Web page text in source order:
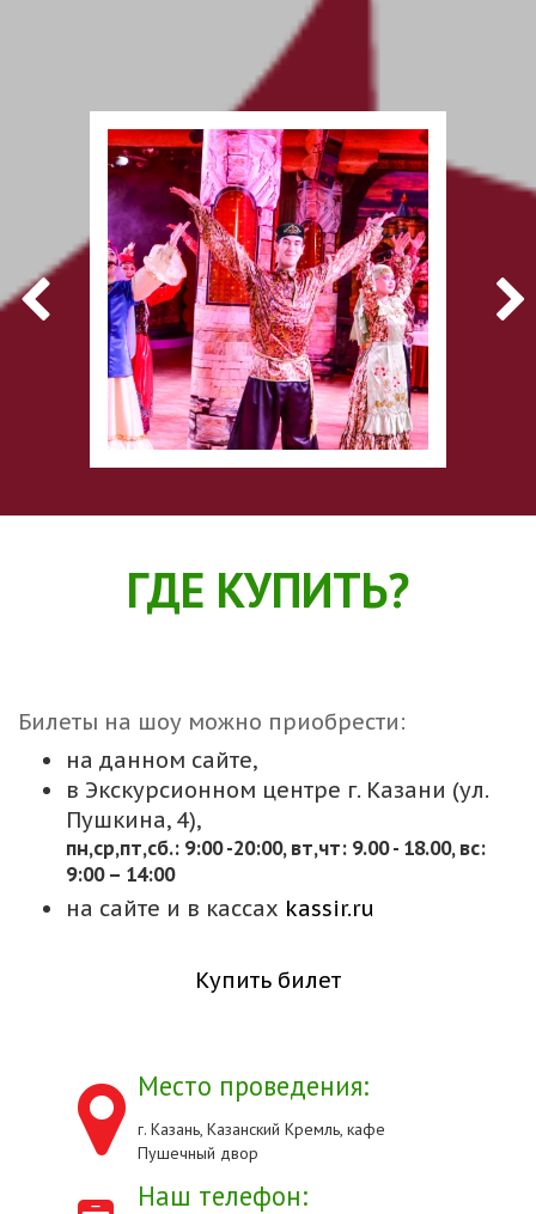
ГДЕ КУПИТЬ?
Билеты на шоу можно приобрести:
на данном сайте,
в Экскурсионном центре г. Казани (ул.
Пушкина, 4),
пн,cр,пт,сб.: 9:00 -20:00, вт,чт: 9.00 - 18.00, вс:
9:00 – 14:00
на сайте и в кассах kassir.ru
Купить билет
Место проведения:
г. Казань, Казанский Кремль, кафе
Пушечный двор
Наш телефон: